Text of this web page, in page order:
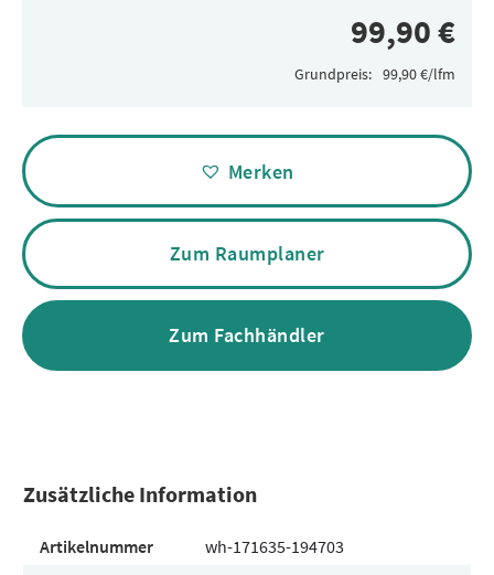
Grundpreis:
Alternative:
Merken
Zum Raumplaner
Zum Fachhändler
Zusätzliche Information
Artikelnummer
wh-171635-194703